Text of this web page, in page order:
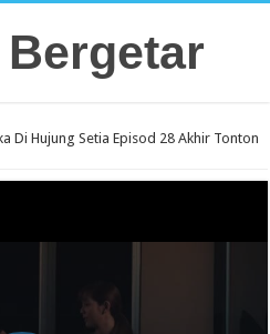
Di Hujung Setia Episod 28 Akhir Tonton